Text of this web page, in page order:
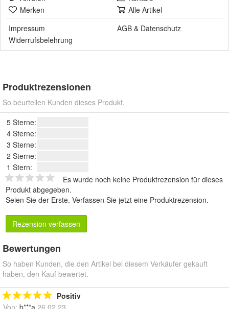
Merken
Alle Artikel
Impressum
AGB & Datenschutz
Widerrufsbelehrung
Produktrezensionen
So beurteilen Kunden dieses Produkt.
5 Sterne:
4 Sterne:
3 Sterne:
2 Sterne:
1 Stern:
Es wurde noch keine Produktrezension für dieses
Produkt abgegeben.
Seien Sie der Erste. Verfassen Sie jetzt eine Produktrezension.
Rezension verfassen
Bewertungen
So haben Kunden, die den Artikel bei diesem Verkäufer gekauft
haben, den Kauf bewertet.
Positiv